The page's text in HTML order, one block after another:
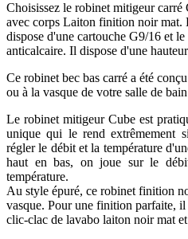
Choisissez le robinet mitigeur
avec corps Laiton finition noir mat.
dispose d'une cartouche G9/16 et
anticalcaire. Il dispose d'une
Ce robinet bec bas carré a été
ou à la vasque de votre salle de
Le robinet mitigeur Cube est
unique qui le rend extrêmement
régler le débit et la température
haut en bas, on joue sur le
température.
Au style épuré, ce robinet finition
vasque. Pour une finition parfaite,
clic-clac de lavabo laiton noir mat